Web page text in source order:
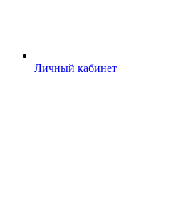
Личный кабинет